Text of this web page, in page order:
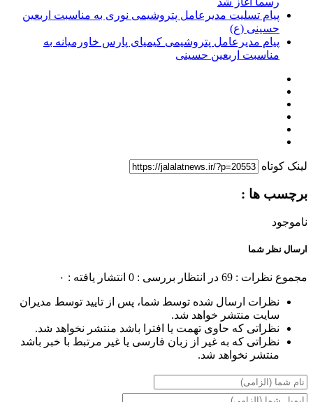
پیام تسلیت مدیرعامل پتروشیمی نوری به مناسبت اربعین
حسینی (ع)
پیام مدیرعامل پتروشیمی کیمیای پارس خاورمیانه به
مناسبت اربعین حسینی
لینک کوتاه
برچسب ها :
ناموجود
ارسال نظر شما
مجموع نظرات : 69 در انتظار بررسی : 0 انتشار یافته : ۰
نظرات ارسال شده توسط شما، پس از تایید توسط مدیران
سایت منتشر خواهد شد.
نظراتی که حاوی تهمت یا افترا باشد منتشر نخواهد شد.
نظراتی که به غیر از زبان فارسی یا غیر مرتبط با خبر باشد
منتشر نخواهد شد.